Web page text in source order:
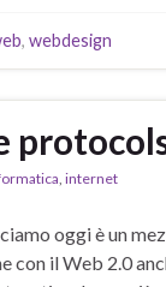
, webdesign
, internet
oggi è un
con il Web 2.0